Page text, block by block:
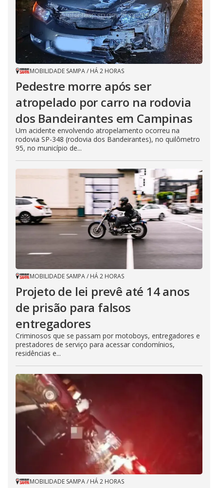
MOBILIDADE SAMPA/ HÁ 2 HORAS
Pedestre morre após ser
atropelado por carro na rodovia
dos Bandeirantes em Campinas
Um acidente envolvendo atropelamento ocorreu na
rodovia SP-348 (rodovia dos Bandeirantes), no quilômetro
95, no município de...
MOBILIDADE SAMPA/ HÁ 2 HORAS
Projeto de lei prevê até 14 anos
de prisão para falsos
entregadores
Criminosos que se passam por motoboys, entregadores e
prestadores de serviço para acessar condomínios,
residências e...
MOBILIDADE SAMPA/ HÁ 2 HORAS